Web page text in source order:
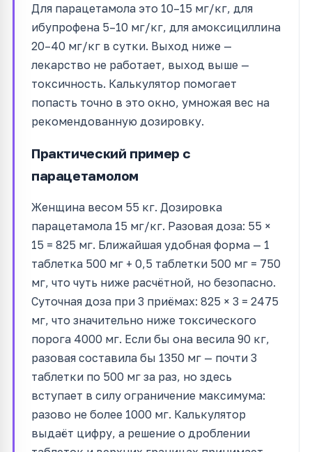
Для парацетамола это 10–15 мг/кг, для
ибупрофена 5–10 мг/кг, для амоксициллина
20–40 мг/кг в сутки. Выход ниже —
лекарство не работает, выход выше —
токсичность. Калькулятор помогает
попасть точно в это окно, умножая вес на
рекомендованную дозировку.
Практический пример с
парацетамолом
Женщина весом 55 кг. Дозировка
парацетамола 15 мг/кг. Разовая доза: 55 ×
15 = 825 мг. Ближайшая удобная форма — 1
таблетка 500 мг + 0,5 таблетки 500 мг = 750
мг, что чуть ниже расчётной, но безопасно.
Суточная доза при 3 приёмах: 825 × 3 = 2475
мг, что значительно ниже токсического
порога 4000 мг. Если бы она весила 90 кг,
разовая составила бы 1350 мг — почти 3
таблетки по 500 мг за раз, но здесь
вступает в силу ограничение максимума:
разово не более 1000 мг. Калькулятор
выдаёт цифру, а решение о дроблении